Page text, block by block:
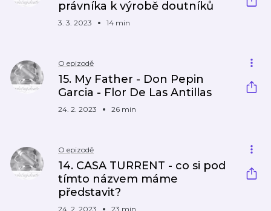
právníka k výrobě doutníků
3. 3. 2023 14 min
O epizodě
15. My Father - Don Pepin
Garcia - Flor De Las Antillas
24. 2. 2023 26 min
O epizodě
14. CASA TURRENT - co si pod
tímto názvem máme
představit?
24. 2. 2023 23 min